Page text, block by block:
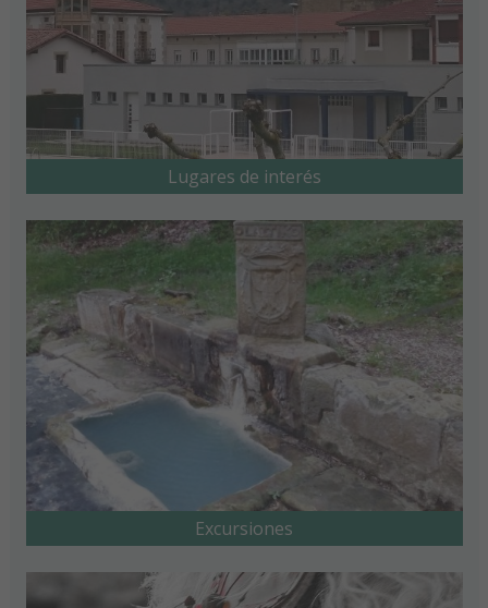
Lugares de interés
Excursiones